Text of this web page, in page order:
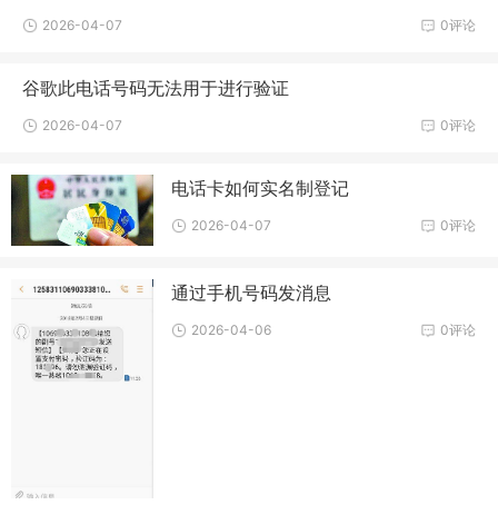
0评论
2026-04-07
谷歌此电话号码无法用于进行验证
0评论
2026-04-07
电话卡如何实名制登记
0评论
2026-04-07
通过手机号码发消息
0评论
2026-04-06